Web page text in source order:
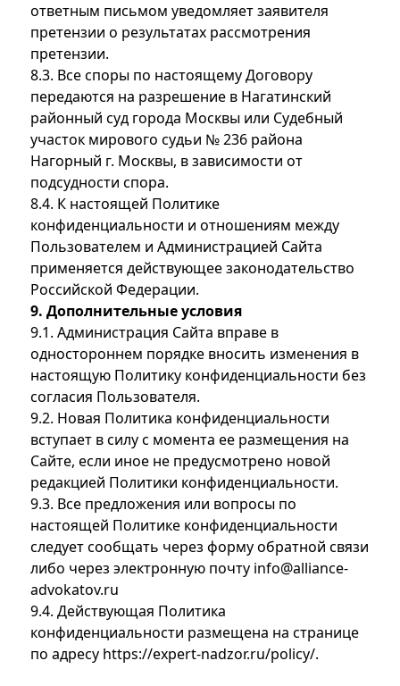
ответным письмом уведомляет заявителя
претензии о результатах рассмотрения
претензии.
8.3. Все споры по настоящему Договору
передаются на разрешение в Нагатинский
районный суд города Москвы или Судебный
участок мирового судьи № 236 района
Нагорный г. Москвы, в зависимости от
подсудности спора.
8.4. К настоящей Политике
конфиденциальности и отношениям между
Пользователем и Администрацией Сайта
применяется действующее законодательство
Российской Федерации.
9. Дополнительные условия
9.1. Администрация Сайта вправе в
одностороннем порядке вносить изменения в
настоящую Политику конфиденциальности без
согласия Пользователя.
9.2. Новая Политика конфиденциальности
вступает в силу с момента ее размещения на
Сайте, если иное не предусмотрено новой
редакцией Политики конфиденциальности.
9.3. Все предложения или вопросы по
настоящей Политике конфиденциальности
следует сообщать через форму обратной связи
либо через электронную почту info@alliance-
advokatov.ru
9.4. Действующая Политика
конфиденциальности размещена на странице
по адресу https://expert-nadzor.ru/policy/.